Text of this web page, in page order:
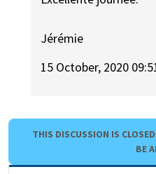
Jérémie
15 October, 2020
THIS DISCUSSION IS
BE